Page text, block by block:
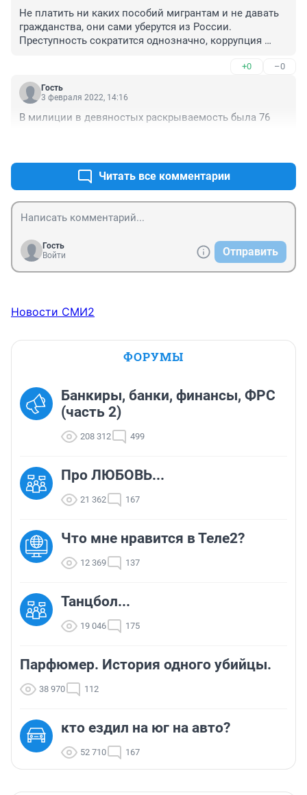
Не платить ни каких пособий мигрантам и не давать
гражданства, они сами уберутся из России.
Преступность сократится однозначно, коррупция
+0 –0
Гость
3 февраля 2022, 14:16
В милиции в девяностых раскрываемость была 76
Читать все комментарии
Гость
Войти
Отправить
Новости СМИ2
ФОРУМЫ
Банкиры, банки, финансы, ФРС
(часть 2)
208 312 499
Про ЛЮБОВЬ...
21 362 167
Что мне нравится в Теле2?
12 369 137
Танцбол...
19 046 175
Парфюмер. История одного убийцы.
38 970 112
кто ездил на юг на авто?
52 710 167